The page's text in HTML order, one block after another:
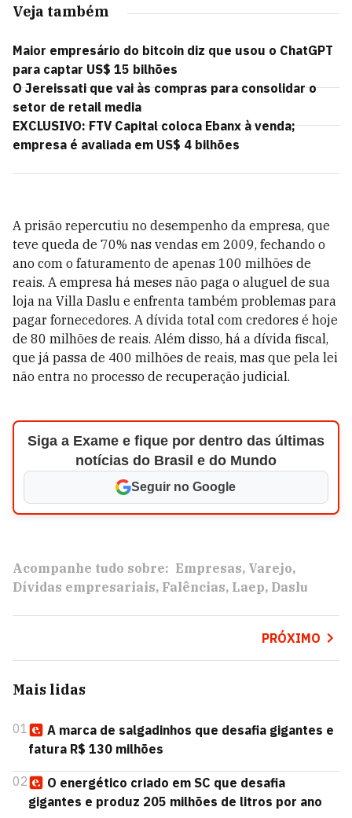
Veja também
Maior empresário do bitcoin diz que usou o ChatGPT
para captar US$ 15 bilhões
O Jereissati que vai às compras para consolidar o
setor de retail media
EXCLUSIVO: FTV Capital coloca Ebanx à venda;
empresa é avaliada em US$ 4 bilhões
A prisão repercutiu no desempenho da empresa, que
teve queda de 70% nas vendas em 2009, fechando o
ano com o faturamento de apenas 100 milhões de
reais. A empresa há meses não paga o aluguel de sua
loja na Villa Daslu e enfrenta também problemas para
pagar fornecedores. A dívida total com credores é hoje
de 80 milhões de reais. Além disso, há a dívida fiscal,
que já passa de 400 milhões de reais, mas que pela lei
não entra no processo de recuperação judicial.
Siga a Exame e fique por dentro das últimas
notícias do Brasil e do Mundo
Seguir no Google
Acompanhe tudo sobre: Empresas Varejo
Dívidas empresariais Falências Laep Daslu
PRÓXIMO
Mais lidas
01
A marca de salgadinhos que desafia gigantes e
fatura R$ 130 milhões
02
O energético criado em SC que desafia
gigantes e produz 205 milhões de litros por ano